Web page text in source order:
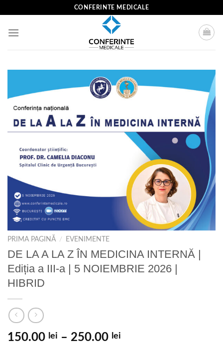
content
CONFERINTE MEDICALE
PRIMA PAGINĂ / EVENIMENTE
DE LA A LA Z ÎN MEDICINA INTERNĂ |
Ediția a III-a | 5 NOIEMBRIE 2026 |
HIBRID
150.00 lei – 250.00 lei